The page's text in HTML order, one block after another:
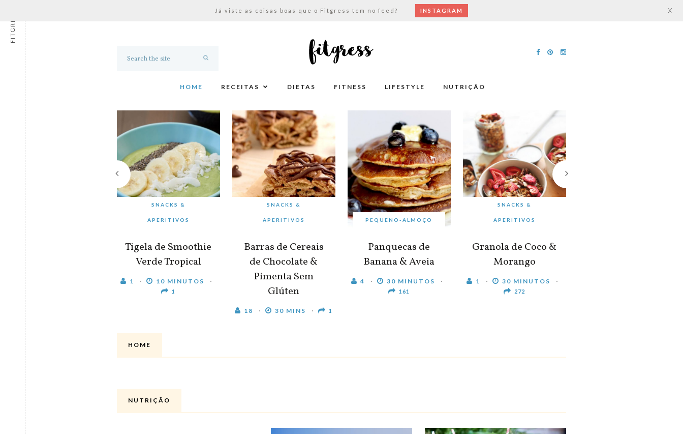
HOME RECEITAS DIETAS FITNESS LIFESTYLE NUTRIÇÃO
SNACKS &
APERITIVOS
Tigela de Smoothie
Verde Tropical
1 10 MINUTOS
1
SNACKS &
APERITIVOS
Barras de Cereais
de Chocolate &
Pimenta Sem
Glúten
18 30 MINS 1
PEQUENO-ALMOÇO
Panquecas de
Banana & Aveia
4 30 MINUTOS
161
SNACKS &
APERITIVOS
Granola de Coco &
Morango
1 30 MINUTOS
272
HOME
NUTRIÇÃO
FITGRESS Já viste as coisas boas que o Fitgress tem no feed? INSTAGRAM X